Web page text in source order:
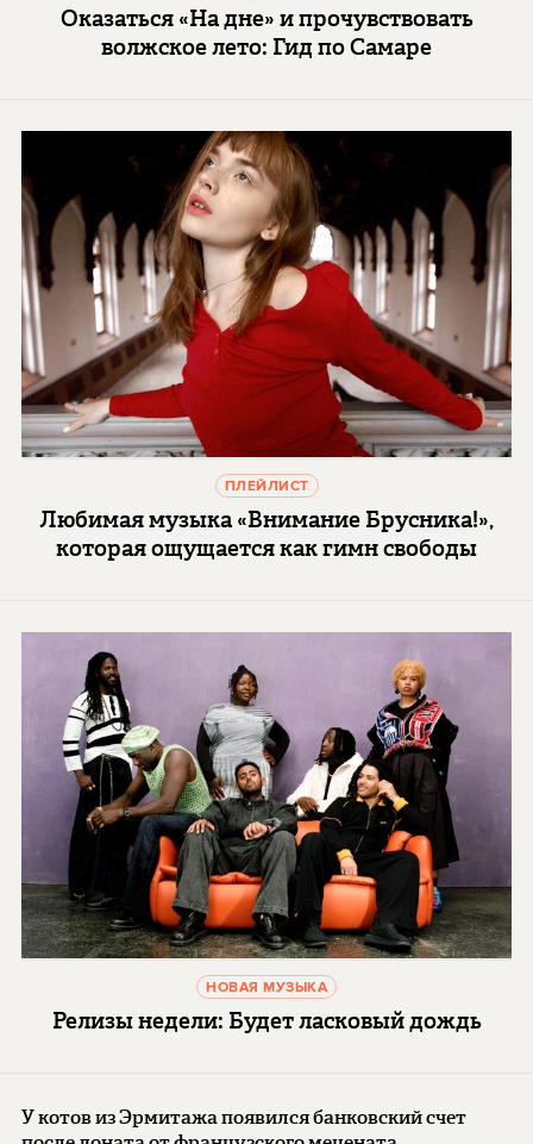
Оказаться «На дне» и прочувствовать
волжское лето: Гид по Самаре
ПЛЕЙЛИСТ
Любимая музыка «Внимание Брусника!»,
которая ощущается как гимн свободы
НОВАЯ МУЗЫКА
Релизы недели: Будет ласковый дождь
У котов из Эрмитажа появился банковский счет